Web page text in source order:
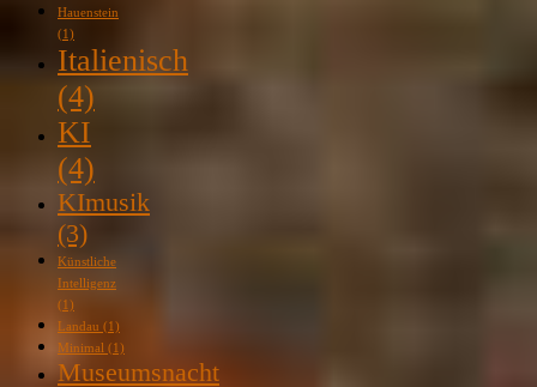
Hauenstein
(1)
Italienisch
(4)
KI
(4)
KImusik
(3)
Künstliche
Intelligenz
(1)
Landau (1)
Minimal (1)
Museumsnacht